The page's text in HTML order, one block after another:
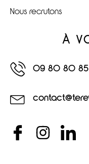
Nous recrutons
À
09 80 80 85